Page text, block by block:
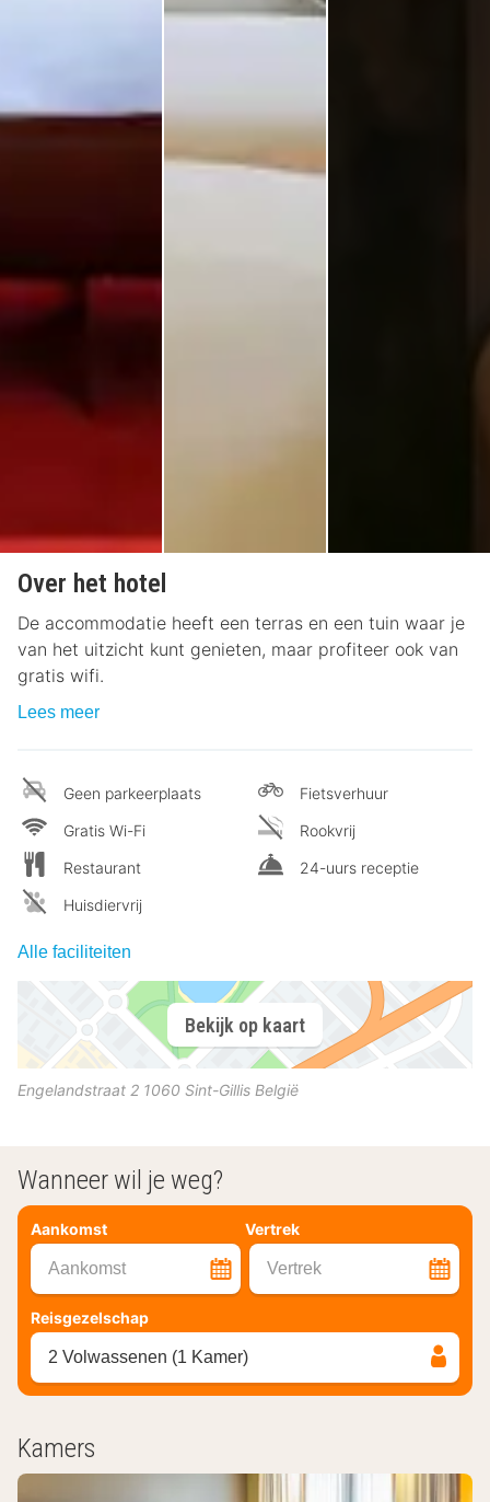
Over het hotel
De accommodatie heeft een terras en een tuin waar je
van het uitzicht kunt genieten, maar profiteer ook van
gratis wifi.
Lees meer
Geen parkeerplaats
Gratis Wi-Fi
Restaurant
Huisdiervrij
Fietsverhuur
Rookvrij
24-uurs receptie
Alle faciliteiten
Bekijk op kaart
Engelandstraat 2 1060 Sint-Gillis België
Wanneer wil je weg?
Aankomst Vertrek
Aankomst Vertrek
Reisgezelschap
2 Volwassenen (1 Kamer)
Kamers